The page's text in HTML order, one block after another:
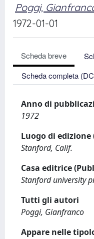
Poggi,
1972-01-01
Scheda breve
Scheda completa
Anno di
1972
Luogo di
Stanford, Calif.
Casa editrice
Stanford university
Tutti gli autori
Poggi, Gianfranco
Appare nelle